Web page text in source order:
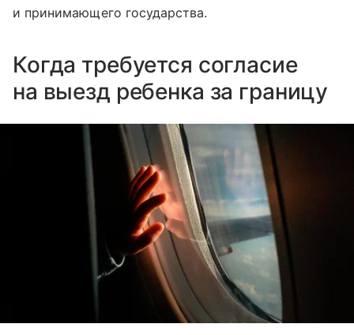
и принимающего государства.
Когда требуется согласие
на выезд ребенка за границу